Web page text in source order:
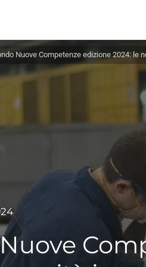
Nuove Competenze edizione 2024: le